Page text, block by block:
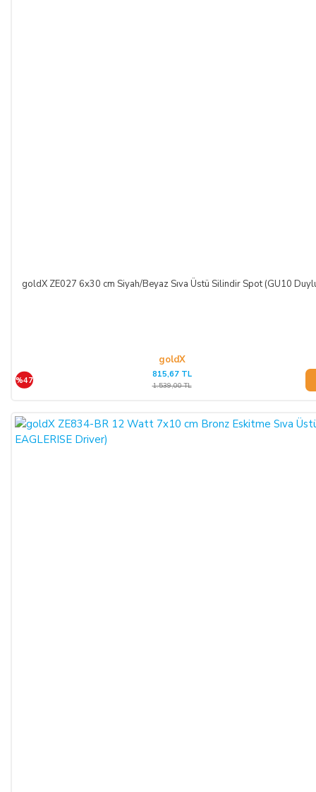
goldX ZE027 6x30 cm Siyah/Beyaz Sıva Üstü Silindir Spot (GU10
goldX
%47
815,67 TL
1.539,00 TL